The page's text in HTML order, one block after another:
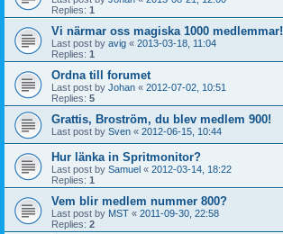
Replies: 1
Vi närmar oss magiska 1000 medlemmar!
Last post by avig « 2013-03-18, 11:04
Replies: 1
Ordna till forumet
Last post by Johan « 2012-07-02, 10:51
Replies: 5
Grattis, Broström, du blev medlem 900!
Last post by Sven « 2012-06-15, 10:44
Hur länka in Spritmonitor?
Last post by Samuel « 2012-03-14, 18:22
Replies: 1
Vem blir medlem nummer 800?
Last post by MST « 2011-09-30, 22:58
Replies: 2